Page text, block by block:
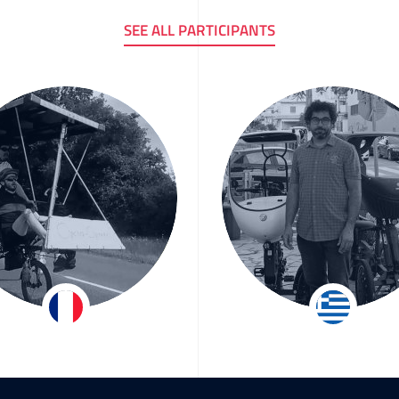
SEE ALL PARTICIPANTS
Ronan & Briac Manolis